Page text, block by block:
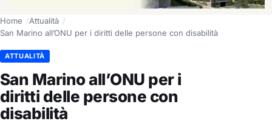
Home
Attualità
San Marino all’ONU per i diritti delle persone con disabilità
ATTUALITÀ
San Marino all’ONU per i
diritti delle persone con
disabilità